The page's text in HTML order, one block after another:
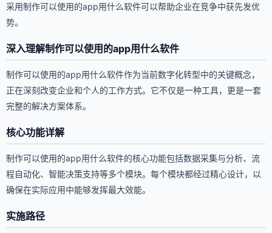
采用制作可以使用的app用什么软件可以帮助企业在竞争中获先发优
势。
深入理解制作可以使用的app用什么软件
制作可以使用的app用什么软件作为当前数字化转型中的关键概念，
正在深刻改变企业和个人的工作方式。它不仅是一种工具，更是一套
完整的解决方案体系。
核心功能详解
制作可以使用的app用什么软件的核心功能包括数据采集与分析、流
程自动化、智能决策支持等多个模块。每个模块都经过精心设计，以
确保在实际应用中能够发挥最大效能。
实施路径